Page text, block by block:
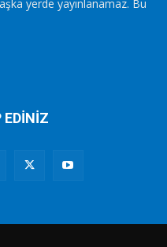
yerde yayınlanamaz. Bu
EDİNİZ